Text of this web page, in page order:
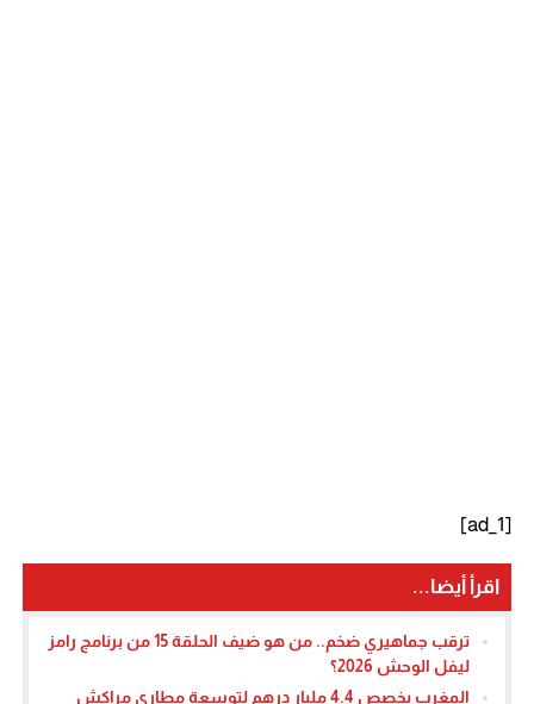
[ad_1]
اقرأ أيضا...
ترقب جماهيري ضخم.. من هو ضيف الحلقة 15 من برنامج رامز
ليفل الوحش 2026؟
المغرب يخصص 4.4 مليار درهم لتوسعة مطاري مراكش